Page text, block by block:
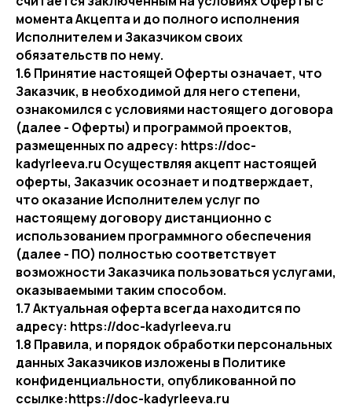
момента Акцепта и до полного исполнения
Исполнителем и Заказчиком своих
обязательств по нему.
1.6 Принятие настоящей Оферты означает, что
Заказчик, в необходимой для него степени,
ознакомился с условиями настоящего договора
(далее - Оферты) и программой проектов,
размещенных по адресу: https://doc-
kadyrleeva.ru Осуществляя акцепт настоящей
оферты, Заказчик осознает и подтверждает,
что оказание Исполнителем услуг по
настоящему договору дистанционно с
использованием программного обеспечения
(далее - ПО) полностью соответствует
возможности Заказчика пользоваться услугами,
оказываемыми таким способом.
1.7 Актуальная оферта всегда находится по
адресу: https://doc-kadyrleeva.ru
1.8 Правила, и порядок обработки персональных
данных Заказчиков изложены в Политике
конфиденциальности, опубликованной по
ссылке:https://doc-kadyrleeva.ru